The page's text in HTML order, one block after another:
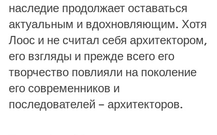
наследие продолжает оставаться
актуальным и вдохновляющим. Хотя
Лоос и не считал себя архитектором,
его взгляды и прежде всего его
творчество повлияли на поколение
его современников и
последователей – архитекторов.